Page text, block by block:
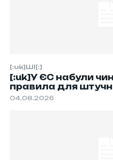
[:uk]ШІ[:]
[:uk]У ЄС набули
правила для
04.08.2026